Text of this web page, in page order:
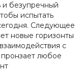
безупречный
испытать
Следующее
новые горизонты
с
любое